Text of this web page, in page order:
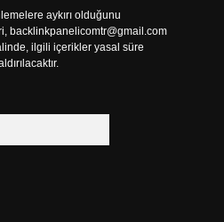
aykırı olduğunu
backlinkpanelicomtr@gmail.com
ilgili içerikler yasal süre